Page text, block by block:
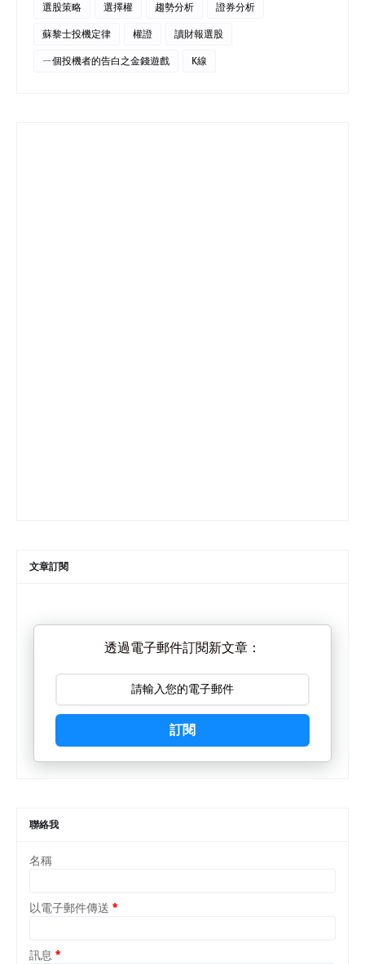
選股策略 選擇權 趨勢分析 證券分析
蘇黎士投機定律 權證 讀財報選股
ㄧ個投機者的告白之金錢遊戲 K線
文章訂閱
透過電子郵件訂閱新文章：
訂閱
聯絡我
名稱
以電子郵件傳送 *
訊息 *